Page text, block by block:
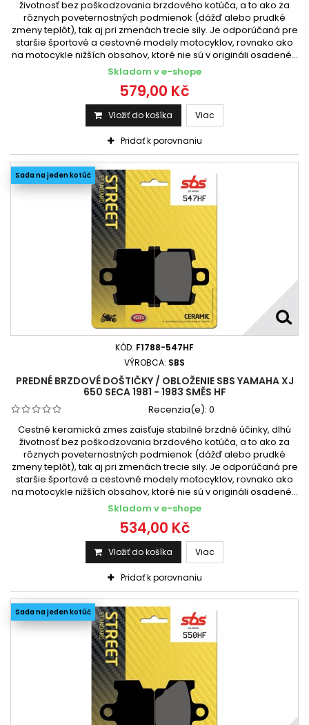
životnosť bez poškodzovania brzdového kotúča, a to ako za
rôznych poveternostných podmienok (dážď alebo prudké
zmeny teplôt), tak aj pri zmenách trecie sily. Je odporúčaná pre
staršie športové a cestovné modely motocyklov, rovnako ako
na motocykle nižších obsahov, ktoré nie sú v origináli osadené...
Skladom v e-shope
579,00 Kč
Vložiť do košíka Viac
Pridať k porovnaniu
Sada na jeden kotúč
KÓD: F1788-547HF
VÝROBCA: SBS
PREDNÉ BRZDOVÉ DOŠTIČKY / OBLOŽENIE SBS YAMAHA XJ
650 SECA 1981 - 1983 SMĚS HF
Recenzia(e): 0
Cestné keramická zmes zaisťuje stabilné brzdné účinky, dlhú
životnosť bez poškodzovania brzdového kotúča, a to ako za
rôznych poveternostných podmienok (dážď alebo prudké
zmeny teplôt), tak aj pri zmenách trecie sily. Je odporúčaná pre
staršie športové a cestovné modely motocyklov, rovnako ako
na motocykle nižších obsahov, ktoré nie sú v origináli osadené...
Skladom v e-shope
534,00 Kč
Vložiť do košíka Viac
Pridať k porovnaniu
Sada na jeden kotúč